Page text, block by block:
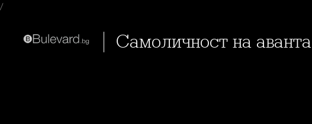
/
Самоличност на аванта